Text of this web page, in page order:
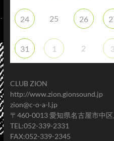
24 25 26
31 1 2
CLUB ZION
http://www.zion.gionsound.jp
zion@c-o-a-l.jp
〒460-0013 愛知県名古屋市中
TEL:052-339-2331
FAX:052-339-2345